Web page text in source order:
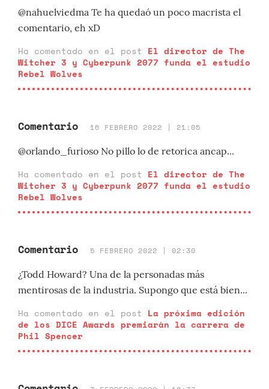
@nahuelviedma Te ha quedaó un poco macrista el
comentario, eh xD
Ha comentado en el post El director de The
Witcher 3 y Cyberpunk 2077 funda el estudio
Rebel Wolves
Comentario 16 FEBRERO 2022 | 21:05
@orlando_furioso No pillo lo de retorica ancap...
Ha comentado en el post El director de The
Witcher 3 y Cyberpunk 2077 funda el estudio
Rebel Wolves
Comentario 5 FEBRERO 2022 | 02:30
¿Todd Howard? Una de la personadas más
mentirosas de la industria. Supongo que está bien...
Ha comentado en el post La próxima edición
de los DICE Awards premiarán la carrera de
Phil Spencer